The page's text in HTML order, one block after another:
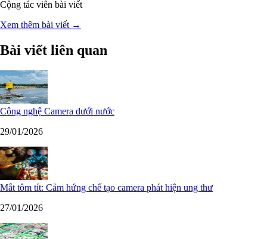
Cộng tác viên bài viết
Xem thêm bài viết →
Bài viết liên quan
Công nghệ Camera dưới nước
29/01/2026
Mắt tôm tít: Cảm hứng chế tạo camera phát hiện ung thư
27/01/2026